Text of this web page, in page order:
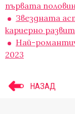
първата
Звездната
кариерно
Най-
2023
НАЗАД